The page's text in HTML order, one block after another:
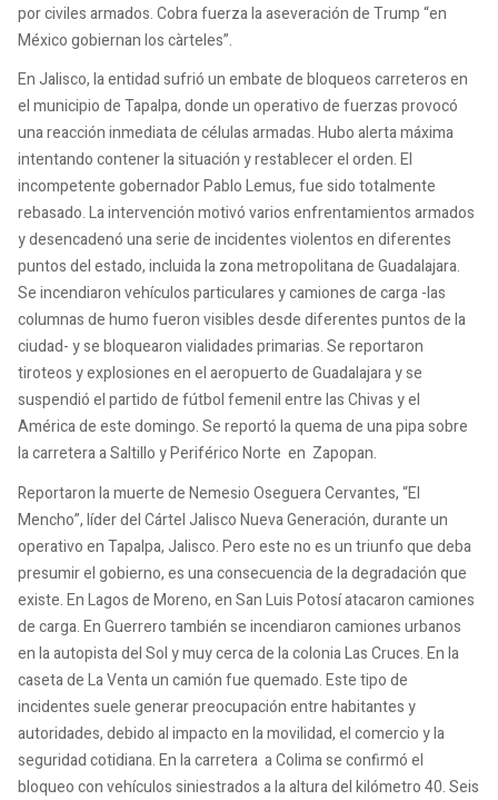
por civiles armados. Cobra fuerza la aseveración de Trump “en
México gobiernan los càrteles”.
En Jalisco, la entidad sufrió un embate de bloqueos carreteros en
el municipio de Tapalpa, donde un operativo de fuerzas provocó
una reacción inmediata de células armadas.Hubo alerta máxima
intentando contener la situación y restablecer el orden. El
incompetente gobernador Pablo Lemus, fue sido totalmente
rebasado. La intervención motivó varios enfrentamientos armados
y desencadenó una serie de incidentes violentos en diferentes
puntos del estado, incluida la zona metropolitana de Guadalajara.
Se incendiaron vehículos particulares y camiones de carga -las
columnas de humo fueron visibles desde diferentes puntos de la
ciudad- y se bloquearon vialidades primarias. Se reportaron
tiroteos y explosiones en el aeropuerto de Guadalajara y se
suspendió el partido de fútbol femenil entre las Chivas y el
América de este domingo. Se reportó la quema de una pipa sobre
la carretera a Saltillo y Periférico Norte en Zapopan.
Reportaron la muerte de Nemesio Oseguera Cervantes, “El
Mencho”, líder del Cártel Jalisco Nueva Generación, durante un
operativo en Tapalpa, Jalisco. Pero este no es un triunfo que deba
presumir el gobierno, es una consecuencia de la degradación que
existe. En Lagos de Moreno, en San Luis Potosí atacaron camiones
de carga. En Guerrero también se incendiaron camiones urbanos
en la autopista del Sol y muy cerca de la colonia Las Cruces. En la
caseta de La Venta un camión fue quemado. Este tipo de
incidentes suele generar preocupación entre habitantes y
autoridades, debido al impacto en la movilidad, el comercio y la
seguridad cotidiana. En la carretera a Colima se confirmó el
bloqueo con vehículos siniestrados a la altura del kilómetro 40. Seis